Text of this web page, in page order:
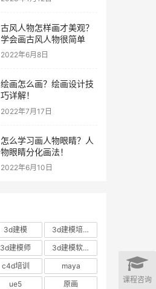
古风人物怎样画才美观？
学会画古风人物很简单
2022年6月8日
绘画怎么画？绘画设计技
巧详解！
2022年7月17日
怎么学习画人物眼睛？人
物眼睛分化画法！
2022年6月10日
3d建模
3d建模培训
3d建模师
3d建模软件
c4d培训
maya
ue5
原画
课程咨询